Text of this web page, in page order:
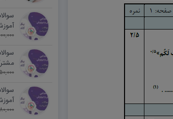
500,000
250,000
480,000